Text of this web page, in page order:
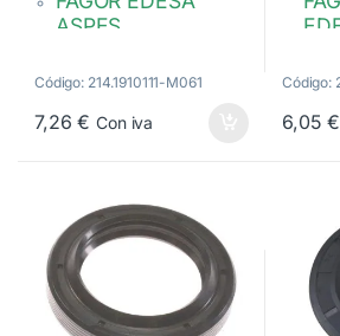
ASPES
Fagor:
L57A002A2,
Código: 214.1910111-M061
7,26€ Con iva
Código:
6,05€